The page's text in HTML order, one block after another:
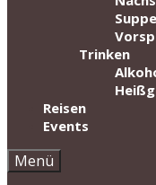
Trinken
Reisen
Events
Menü